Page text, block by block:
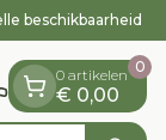
beschikbaarheid
0 artikelen
€ 0,00
0